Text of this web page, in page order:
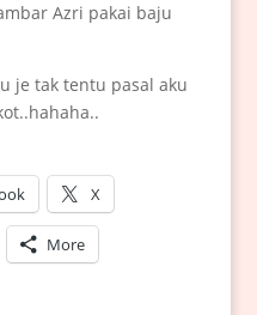
Azri pakai baju
je tak tentu pasal aku
X
More